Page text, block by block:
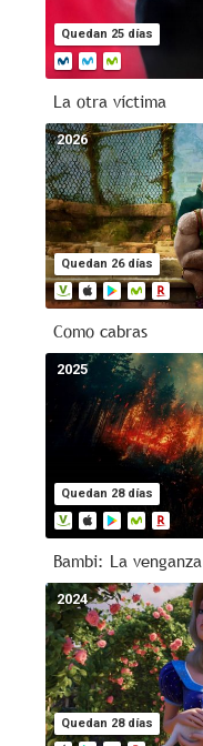
Quedan 25 días
La otra víctima
Quedan 26 días
2026
Como cabras
Quedan 28 días
2025
Bambi: La venganza
Quedan 28 días
2024